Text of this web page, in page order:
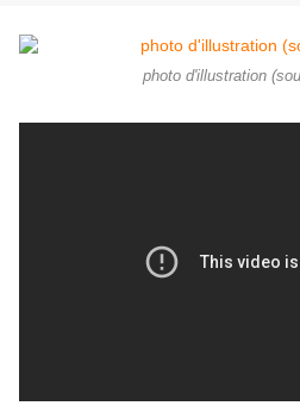
photo d'illustration